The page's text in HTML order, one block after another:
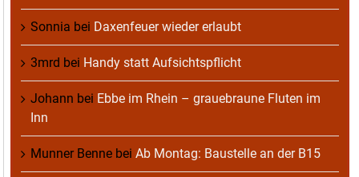
Sonnia bei Daxenfeuer wieder erlaubt
3mrd bei Handy statt Aufsichtspflicht
Johann bei Ebbe im Rhein – grauebraune Fluten im
Inn
Munner Benne bei Ab Montag: Baustelle an der B15